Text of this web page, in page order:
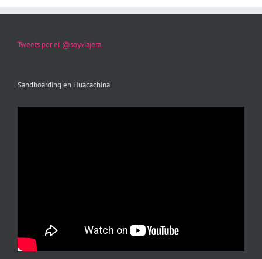
Tweets por el @soyviajera.
Sandboarding en Huacachina